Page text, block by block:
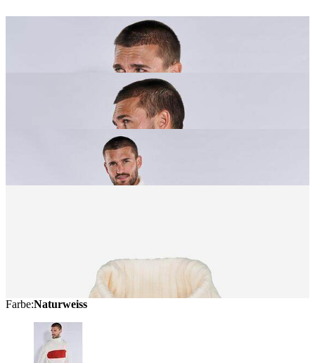
Farbe:Naturweiss